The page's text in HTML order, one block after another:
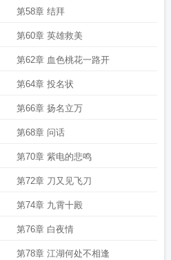
第58章 结拜
第60章 英雄救美
第62章 血色桃花一路开
第64章 投名状
第66章 扬名立万
第68章 问话
第70章 紫电的悲鸣
第72章 刀又见飞刀
第74章 九霄十殿
第76章 白夜情
第78章 江湖何处不相逢